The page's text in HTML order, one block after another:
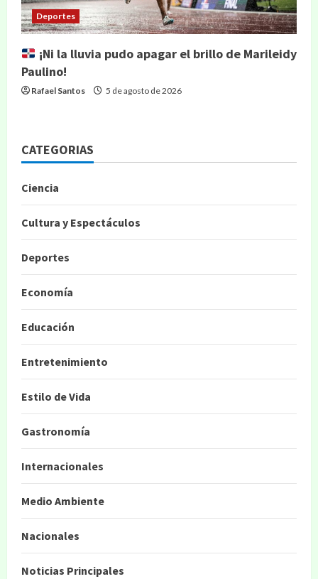
Deportes
¡Ni la lluvia pudo apagar el brillo de Marileidy
Paulino!
Rafael Santos 5 de agosto de 2026
CATEGORIAS
Ciencia
Cultura y Espectáculos
Deportes
Economía
Educación
Entretenimiento
Estilo de Vida
Gastronomía
Internacionales
Medio Ambiente
Nacionales
Noticias Principales